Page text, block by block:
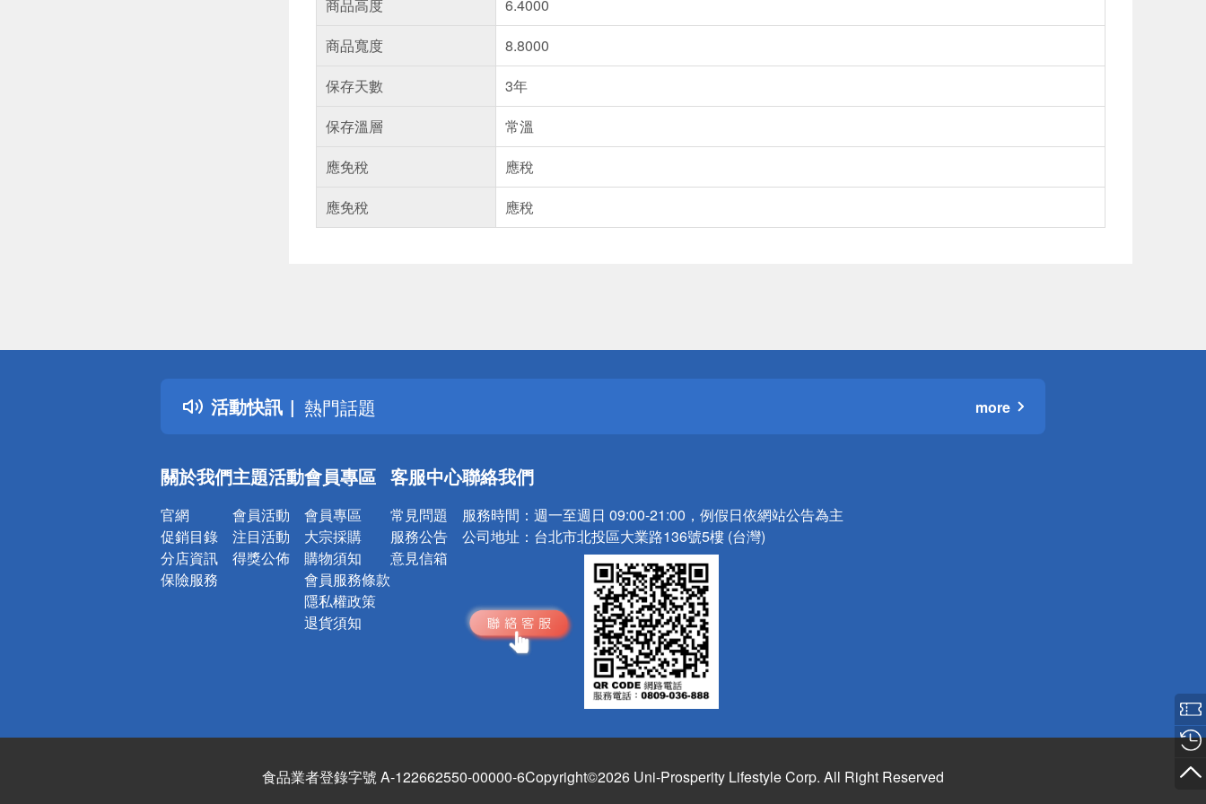
商品高度
6.4000
商品寬度
8.8000
保存天數
3年
保存溫層
常溫
應免稅
應稅
應免稅
應稅
活動快訊
詐騙網頁！請小心！
得獎公告
熱門話題
銀行優惠
詐騙網頁！請小心！
more
關於我們
官網
促銷目錄
分店資訊
保險服務
主題活動
會員活動
注目活動
得獎公佈
會員專區
會員專區
大宗採購
購物須知
會員服務條款
隱私權政策
退貨須知
客服中心
常見問題
服務公告
意見信箱
聯絡我們
服務時間： 週一至週日 09:00-21:00，例假日依網站公告為主
公司地址： 台北市北投區大業路136號5樓 (台灣)
食品業者登錄字號 A-122662550-00000-6Copyright©2026 Uni-Prosperity Lifestyle Corp. All Right Reserved